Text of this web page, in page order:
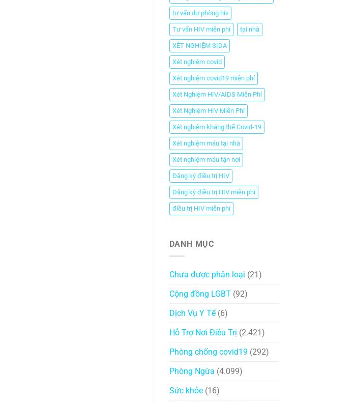
tư vấn dự phòng hiv
Tư vấn HIV miễn phí tại nhà
XÉT NGHIỆM SIDA
Xét nghiệm covid
Xét nghiệm covid19 miễn phí
Xét Nghiệm HIV/AIDS Miễn Phí
Xét Nghiệm HIV Miễn Phí
Xét nghiệm kháng thể Covid-19
Xét nghiệm máu tại nhà
Xét nghiệm máu tận nơi
Đăng ký điều trị HIV
Đăng ký điều trị HIV miễn phí
điều trị HIV miễn phí
DANH MỤC
Chưa được phân loại (21)
Cộng đồng LGBT(92)
Dịch Vụ Y Tế(6)
Hỗ Trợ Nơi Điều Trị (2.421)
Phòng chống covid19 (292)
Phòng Ngừa (4.099)
Sức khỏe(16)